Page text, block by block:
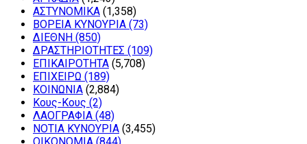
ΑΣΤΥΝΟΜΙΚΑ (1,358)
ΒΟΡΕΙΑ ΚΥΝΟΥΡΙΑ (73)
ΔΙΕΘΝΗ (850)
ΔΡΑΣΤΗΡΙΟΤΗΤΕΣ (109)
ΕΠΙΚΑΙΡΟΤΗΤΑ (5,708)
ΕΠΙΧΕΙΡΩ (189)
ΚΟΙΝΩΝΙΑ (2,884)
Κους-Κους (2)
ΛΑΟΓΡΑΦΙΑ (48)
ΝΟΤΙΑ ΚΥΝΟΥΡΙΑ (3,455)